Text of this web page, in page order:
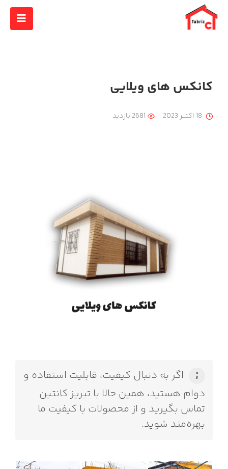
کانکس های ویلایی
2681 بازدید
اگر به دنبال کیفیت، قابلیت استفاده و
دوام هستید، همین حالا با تبریز کانتین
تماس بگیرید و از محصولات با کیفیت ما
بهره‌مند شوید.